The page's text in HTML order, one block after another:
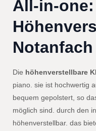
All-in-one:
Notanfach
Die höhenverstellbare
piano. sie ist hochwertig
bequem gepolstert, so
möglich sind. durch den
höhenverstellbar. das